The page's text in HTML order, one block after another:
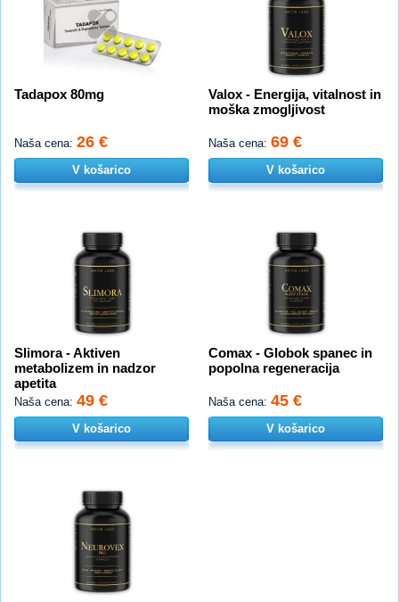
Tadapox 80mg
Naša cena: 26 €
V košarico
Valox - Energija, vitalnost in
moška zmogljivost
Naša cena: 69 €
V košarico
Slimora - Aktiven
metabolizem in nadzor
apetita
Naša cena: 49 €
V košarico
Comax - Globok spanec in
popolna regeneracija
Naša cena: 45 €
V košarico